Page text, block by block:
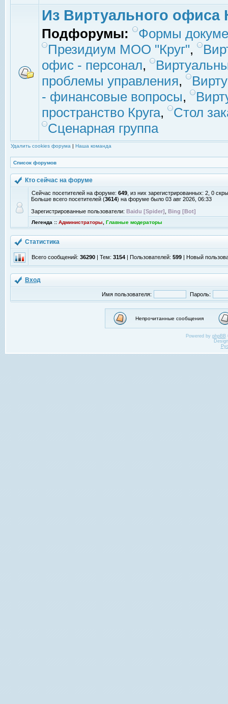
Из Виртуального офиса
Подфорумы:
Формы
Президиум МОО "Круг",
офис - персонал,
проблемы управления,
- финансовые вопросы,
пространство Круга,
Стол
Сценарная группа
Удалить cookies форума | Наша команда
Список форумов
Кто сейчас на форуме
Сейчас посетителей на форуме: 649 , из них зарегистрированных: 2, 0
Больше всего посетителей (3614) на форуме было 03 авг 2026, 06:33
Зарегистрированные пользователи: Baidu [Spider] Bing [Bot]
Легенда :: Администраторы Главные модераторы
Статистика
Всего сообщений: 36290 | Тем: 3154 | Пользователей: 599 | Новый
Вход
Имя пользователя: Пароль:
Непрочитанные сообщения
Powered by phpBB